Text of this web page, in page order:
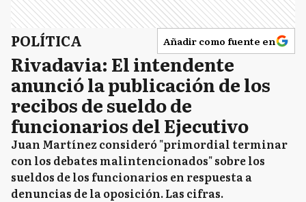
POLÍTICA Añadir como fuente en
Rivadavia: El intendente
anunció la publicación de los
recibos de sueldo de
funcionarios del Ejecutivo
Juan Martínez consideró "primordial terminar
con los debates malintencionados" sobre los
sueldos de los funcionarios en respuesta a
denuncias de la oposición. Las cifras.